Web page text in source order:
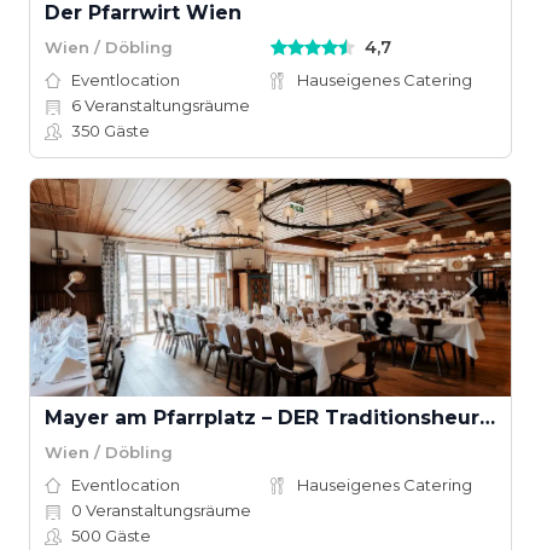
Der Pfarrwirt Wien
Wien / Döbling 4,7
Eventlocation
Hauseigenes Catering
6Veranstaltungsräume
350 Gäste
Mayer am Pfarrplatz – DER Traditionsheurige
Wien / Döbling
Eventlocation
Hauseigenes Catering
0 Veranstaltungsräume
500 Gäste